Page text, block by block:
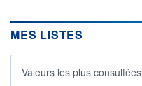
ÉCHANGE
11.06.26 / 16:42:04
ÉLIGIBILITÉ
Non éligible
Boursobank
MES LISTES
Valeurs les plus consultées